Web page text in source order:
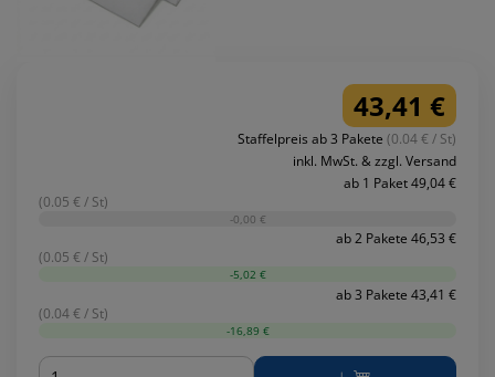
43,41 €
Staffelpreis ab 3 Pakete (0.04 € / St)
inkl. MwSt. & zzgl. Versand
ab 1 Paket 49,04 €
(0.05 € / St)
-0,00 €
ab 2 Pakete 46,53 €
(0.05 € / St)
-5,02 €
ab 3 Pakete 43,41 €
(0.04 € / St)
-16,89 €
Menge